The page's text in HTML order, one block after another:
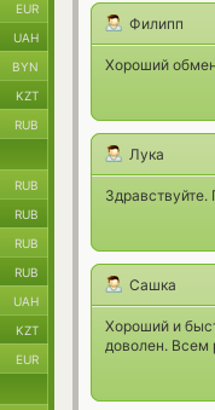
Филипп
Хороший
Лука
Сашка
Хороший и
доволен. Всем
EUR
UAH
BYN
KZT
RUB
RUB
RUB
RUB
RUB
UAH
KZT
EUR